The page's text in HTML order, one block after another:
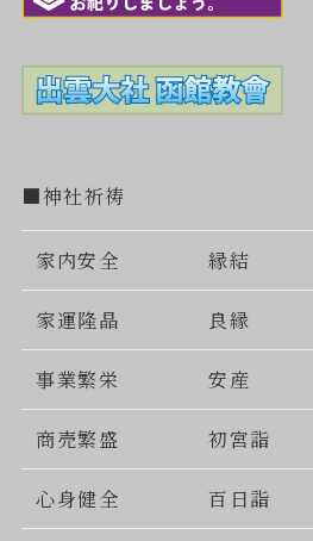
■神社祈祷
家内安全 縁結
家運隆晶 良縁
事業繁栄 安産
商売繁盛 初宮詣
心身健全 百日詣